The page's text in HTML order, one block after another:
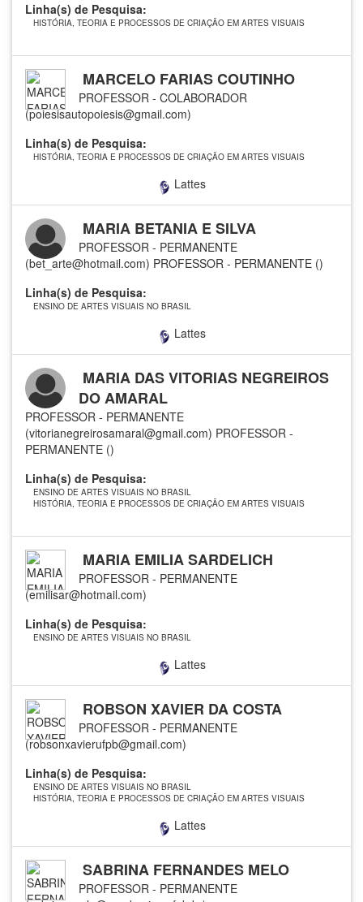
Linha(s) de Pesquisa:
HISTÓRIA, TEORIA E PROCESSOS DE CRIAÇÃO EM ARTES VISUAIS
MARCELO FARIAS COUTINHO
PROFESSOR - COLABORADOR
(poiesisautopoiesis@gmail.com)
Linha(s) de Pesquisa:
HISTÓRIA, TEORIA E PROCESSOS DE CRIAÇÃO EM ARTES VISUAIS
Lattes
MARIA BETANIA E SILVA
PROFESSOR - PERMANENTE
(bet_arte@hotmail.com) PROFESSOR - PERMANENTE ()
Linha(s) de Pesquisa:
ENSINO DE ARTES VISUAIS NO BRASIL
Lattes
MARIA DAS VITORIAS NEGREIROS
DO AMARAL
PROFESSOR - PERMANENTE
(vitorianegreirosamaral@gmail.com) PROFESSOR -
PERMANENTE ()
Linha(s) de Pesquisa:
ENSINO DE ARTES VISUAIS NO BRASIL
HISTÓRIA, TEORIA E PROCESSOS DE CRIAÇÃO EM ARTES VISUAIS
MARIA EMILIA SARDELICH
PROFESSOR - PERMANENTE
(emilisar@hotmail.com)
Linha(s) de Pesquisa:
ENSINO DE ARTES VISUAIS NO BRASIL
Lattes
ROBSON XAVIER DA COSTA
PROFESSOR - PERMANENTE
(robsonxavierufpb@gmail.com)
Linha(s) de Pesquisa:
ENSINO DE ARTES VISUAIS NO BRASIL
HISTÓRIA, TEORIA E PROCESSOS DE CRIAÇÃO EM ARTES VISUAIS
Lattes
SABRINA FERNANDES MELO
PROFESSOR - PERMANENTE